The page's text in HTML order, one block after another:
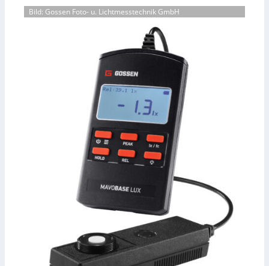
Bild: Gossen Foto- u. Lichtmesstechnik GmbH